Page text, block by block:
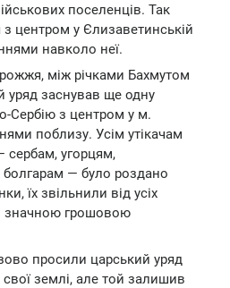
поселенців. Так
центром у Єлизаветинській
навколо неї.
між річками Бахмутом
уряд заснував ще одну
Сербію з центром у м.
поблизу. Усім утікачам
сербам, угорцям,
— було роздано
їх звільнили від усіх
значною грошовою
просили царський уряд
землі, але той залишив